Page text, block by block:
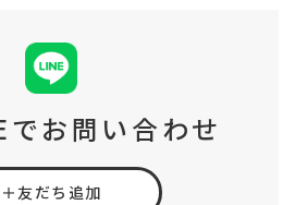
お問い合わせ
＋友だち追加